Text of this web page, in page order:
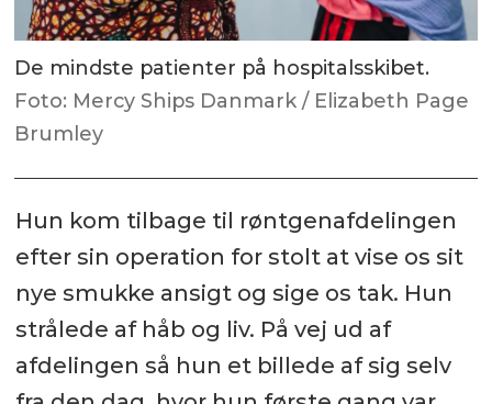
De mindste patienter på hospitalsskibet.
Foto: Mercy Ships Danmark / Elizabeth Page
Brumley
Hun kom tilbage til røntgenafdelingen
efter sin operation for stolt at vise os sit
nye smukke ansigt og sige os tak. Hun
strålede af håb og liv. På vej ud af
afdelingen så hun et billede af sig selv